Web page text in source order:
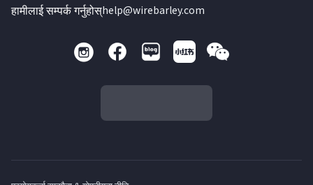
हामीलाई सम्पर्क गर्नुहोस्help@wirebarley.com